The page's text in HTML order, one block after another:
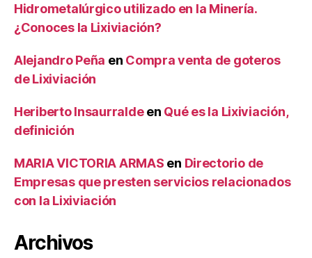
Hidrometalúrgico utilizado en la Minería.
¿Conoces la Lixiviación?
Alejandro Peña en Compra venta de goteros
de Lixiviación
Heriberto Insaurraldeen Qué es la Lixiviación,
definición
MARIA VICTORIA ARMAS en Directorio de
Empresas que presten servicios relacionados
con la Lixiviación
Archivos